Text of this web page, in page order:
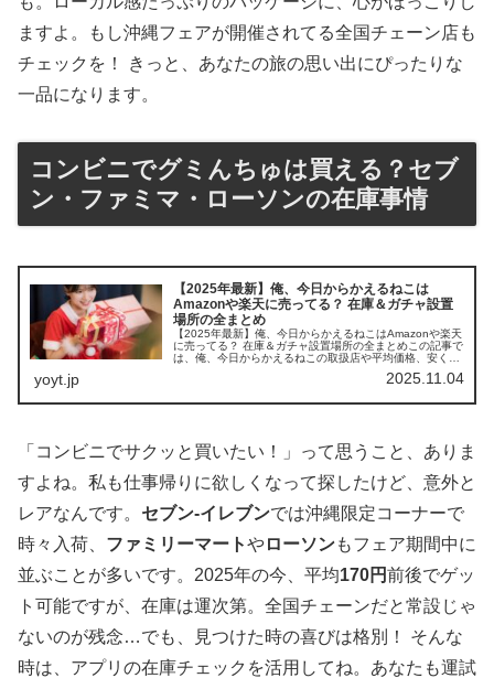
ますよ。もし沖縄フェアが開催されてる全国チェーン店も
チェックを！ きっと、あなたの旅の思い出にぴったりな
一品になります。
コンビニでグミんちゅは買える？セブ
ン・ファミマ・ローソンの在庫事情
【2025年最新】俺、今日からかえるねこは
Amazonや楽天に売ってる？ 在庫＆ガチャ設置
場所の全まとめ
【2025年最新】俺、今日からかえるねこはAmazonや楽天
に売ってる？ 在庫＆ガチャ設置場所の全まとめこの記事で
は、俺、今日からかえるねこの取扱店や平均価格、安く買
yoyt.jp 2025.11.04
「コンビニでサクッと買いたい！」って思うこと、ありま
すよね。私も仕事帰りに欲しくなって探したけど、意外と
レアなんです。 セブン-イレブンでは沖縄限定コーナーで
時々入荷、 ファミリーマートやローソンもフェア期間中に
並ぶことが多いです。2025年の今、平均170円前後でゲッ
ト可能ですが、在庫は運次第。全国チェーンだと常設じゃ
ないのが残念…でも、見つけた時の喜びは格別！ そんな
時は、アプリの在庫チェックを活用してね。あなたも運試